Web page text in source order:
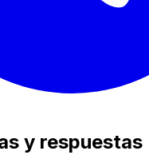
y respuestas